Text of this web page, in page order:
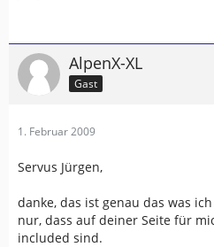
AlpenX-XL
Gast
1. Februar 2009
Servus Jürgen,
danke, das ist genau das was
nur, dass auf deiner Seite für
included sind.